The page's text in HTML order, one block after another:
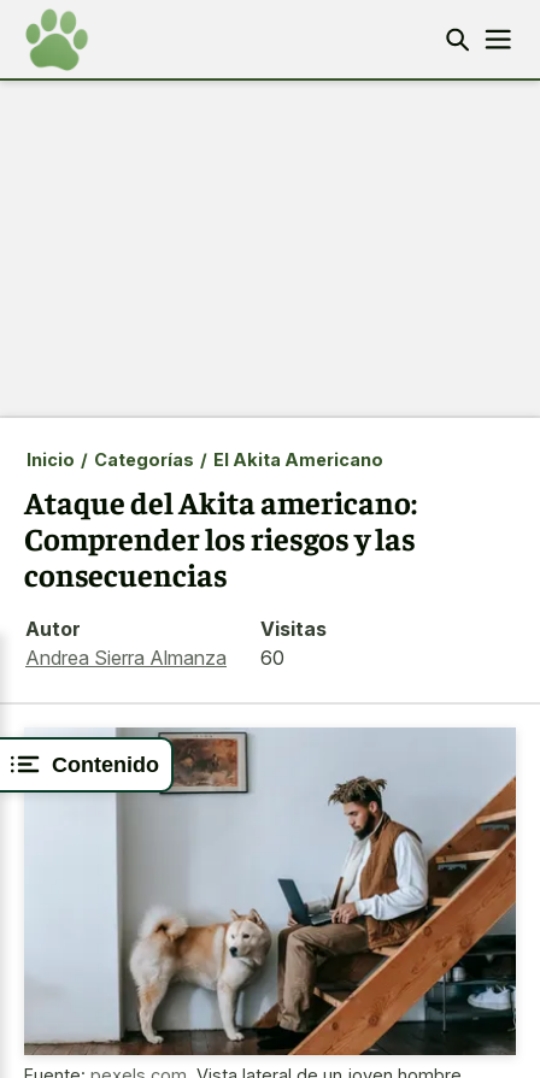
Contenido
Inicio / Categorías / El Akita Americano
Ataque del Akita americano:
Comprender los riesgos y las
consecuencias
Autor
Andrea Sierra Almanza
Visitas
60